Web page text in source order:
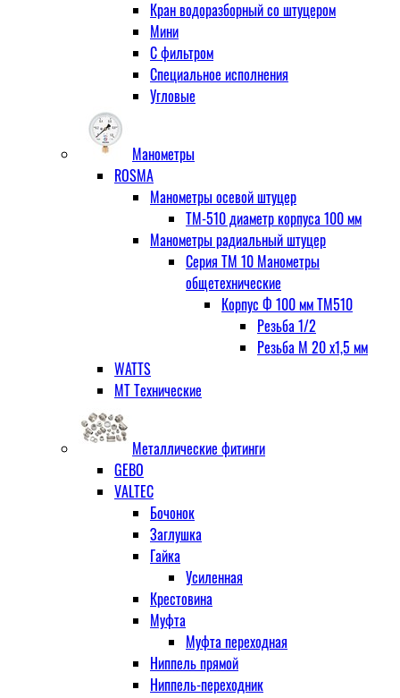
Кран водоразборный со штуцером
Мини
С фильтром
Специальное исполнения
Угловые
Манометры
ROSMA
Манометры осевой штуцер
ТМ-510 диаметр корпуса 100 мм
Манометры радиальный штуцер
Серия ТМ 10 Манометры
общетехнические
Корпус Ф 100 мм ТМ510
Резьба 1/2
Резьба М 20 х1,5 мм
WATTS
МТ Технические
Металлические фитинги
GEBO
VALTEC
Бочонок
Заглушка
Гайка
Усиленная
Крестовина
Муфта
Муфта переходная
Ниппель прямой
Ниппель-переходник